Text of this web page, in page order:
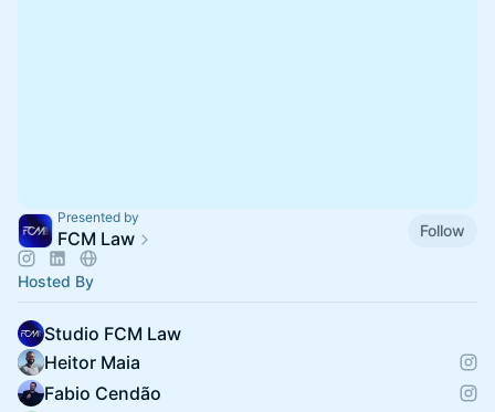
Presented by
FCM Law Follow
Hosted By
Studio FCM Law
Heitor Maia
Fabio Cendão